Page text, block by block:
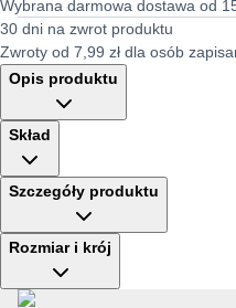
Wybrana darmowa dostawa od
30 dni na zwrot produktu
Zwroty od 7,99 zł dla osób
Opis produktu
Skład
Szczegóły produktu
Rozmiar i krój